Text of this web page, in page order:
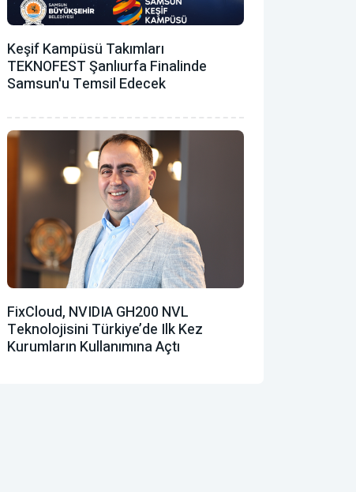
Keşif Kampüsü Takımları
TEKNOFEST Şanlıurfa Finalinde
Samsun'u Temsil Edecek
FixCloud, NVIDIA GH200 NVL
Teknolojisini Türkiye’de Ilk Kez
Kurumların Kullanımına Açtı